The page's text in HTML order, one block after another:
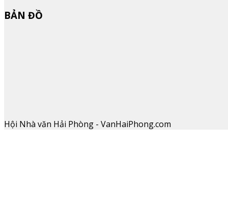
BẢN ĐỒ
Hội Nhà văn Hải Phòng - VanHaiPhong.com